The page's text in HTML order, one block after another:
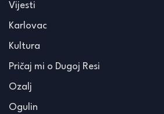
Vijesti
Karlovac
Kultura
Pričaj mi o Dugoj Resi
Ozalj
Ogulin